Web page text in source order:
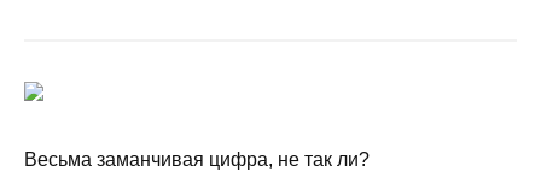
Весьма заманчивая цифра, не так ли?